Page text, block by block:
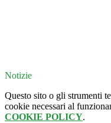
Notizie
Questo sito o gli strumenti
cookie necessari al
COOKIE POLICY.